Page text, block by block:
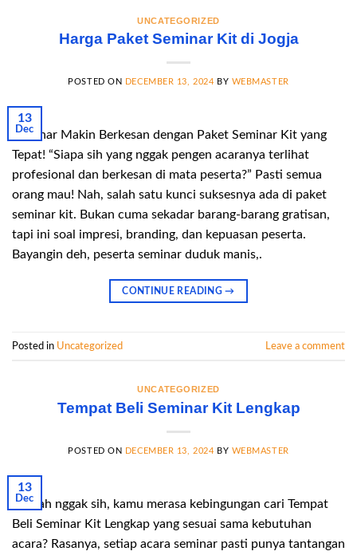
UNCATEGORIZED
Harga Paket Seminar Kit di Jogja
POSTED ON DECEMBER 13, 2024 BY WEBMASTER
13
Dec
Seminar Makin Berkesan dengan Paket Seminar Kit yang
Tepat! “Siapa sih yang nggak pengen acaranya terlihat
profesional dan berkesan di mata peserta?” Pasti semua
orang mau! Nah, salah satu kunci suksesnya ada di paket
seminar kit. Bukan cuma sekadar barang-barang gratisan,
tapi ini soal impresi, branding, dan kepuasan peserta.
Bayangin deh, peserta seminar duduk manis,.
CONTINUE READING→
Posted in Uncategorized Leave a comment
UNCATEGORIZED
Tempat Beli Seminar Kit Lengkap
POSTED ON DECEMBER 13, 2024 BY WEBMASTER
13
Dec
Pernah nggak sih, kamu merasa kebingungan cari Tempat
Beli Seminar Kit Lengkap yang sesuai sama kebutuhan
acara? Rasanya, setiap acara seminar pasti punya tantangan